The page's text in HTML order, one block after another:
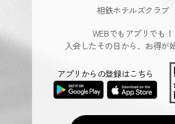
相鉄ホテルズクラブ
WEBでもアプリでも！
入会したその日から、お得が
アプリからの登録はこちら